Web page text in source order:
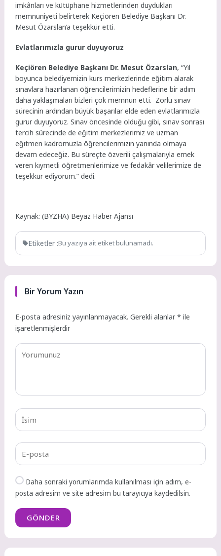
imkânları ve kütüphane hizmetlerinden duydukları
memnuniyeti belirterek Keçiören Belediye Başkanı Dr.
Mesut Özarslan’a teşekkür etti.
Evlatlarımızla gurur duyuyoruz
Keçiören Belediye Başkanı Dr. Mesut Özarslan, “Yıl
boyunca belediyemizin kurs merkezlerinde eğitim alarak
sınavlara hazırlanan öğrencilerimizin hedeflerine bir adım
daha yaklaşmaları bizleri çok memnun etti. Zorlu sınav
sürecinin ardından büyük başarılar elde eden evlatlarımızla
gurur duyuyoruz. Sınav öncesinde olduğu gibi, sınav sonrası
tercih sürecinde de eğitim merkezlerimiz ve uzman
eğitmen kadromuzla öğrencilerimizin yanında olmaya
devam edeceğiz. Bu süreçte özverili çalışmalarıyla emek
veren kıymetli öğretmenlerimize ve fedakâr velilerimize de
teşekkür ediyorum.” dedi.
Kaynak: (BYZHA) Beyaz Haber Ajansı
Etiketler :Bu yazıya ait etiket bulunamadı.
Bir Yorum Yazın
E-posta adresiniz yayınlanmayacak. Gerekli alanlar* ile
işaretlenmişlerdir
Daha sonraki yorumlarımda kullanılması için adım, e-
posta adresim ve site adresim bu tarayıcıya kaydedilsin.
GÖNDER